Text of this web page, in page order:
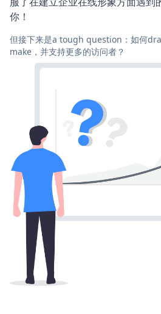
你！
但接下来是a tough question：如何
make，并支持更多的访问者？